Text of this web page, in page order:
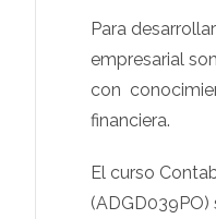
Para
empresarial
con
financiera.
El curso
(ADGD039PO)